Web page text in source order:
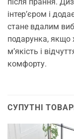
інтер’єром і
стане вдалим
подарунка, якщо
м’якість і
комфорту.
СУПУТНІ